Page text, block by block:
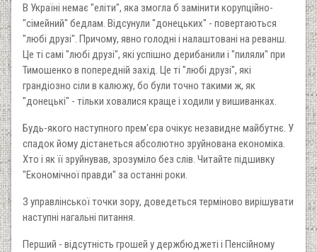
В Україні немає "еліти", яка змогла б замінити корупційно-
"сімейний" бедлам. Відсунули "донецьких" - повертаються
"любі друзі". Причому, явно голодні і налаштовані на реванш.
Це ті самі "любі друзі", які успішно дерибанили і "пиляли" при
Тимошенко в попередній захід. Це ті "любі друзі", які
грандіозно сіли в калюжу, бо були точно такими ж, як
"донецькі" - тільки ховалися краще і ходили у вишиванках.
Будь-якого наступного прем'єра очікує незавидне майбутнє. У
спадок йому дістанеться абсолютно зруйнована економіка.
Хто і як її зруйнував, зрозуміло без слів. Читайте підшивку
"Економічної правди" за останні роки.
З управлінської точки зору, доведеться терміново вирішувати
наступні нагальні питання.
Перший - відсутність грошей у держбюджеті і Пенсійному